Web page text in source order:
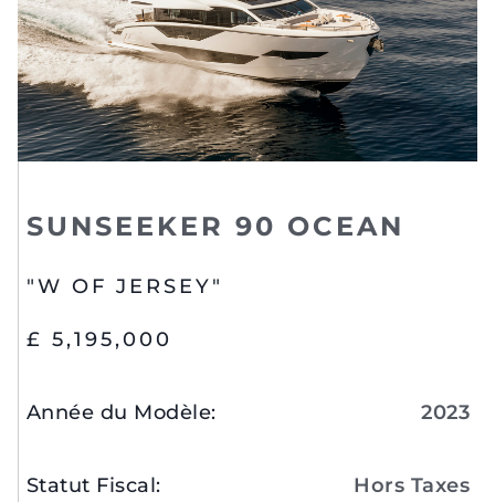
SUNSEEKER 90 OCEAN
"W OF JERSEY"
£ 5,195,000
Année du Modèle: 2023
Statut Fiscal: Hors Taxes